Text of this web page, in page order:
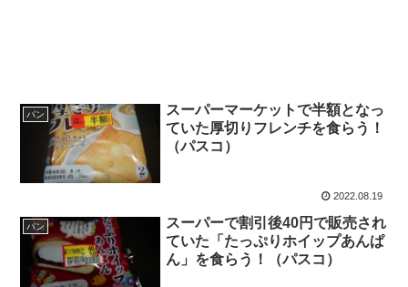
パン
スーパーマーケットで半額となっ
ていた厚切りフレンチを食らう！
（パスコ）
2022.08.19
パン
スーパーで割引後40円で販売され
ていた「たっぷりホイップあんぱ
ん」を食らう！（パスコ）